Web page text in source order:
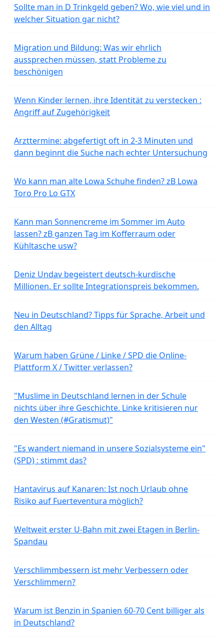
Sollte man in D Trinkgeld geben? Wo, wie viel und in
welcher Situation gar nicht?
Migration und Bildung: Was wir ehrlich
aussprechen müssen, statt Probleme zu
beschönigen
Wenn Kinder lernen, ihre Identität zu verstecken :
Angriff auf Zugehörigkeit
Arzttermine: abgefertigt oft in 2-3 Minuten und
dann beginnt die Suche nach echter Untersuchung
Wo kann man alte Lowa Schuhe finden? zB Lowa
Toro Pro Lo GTX
Kann man Sonnencreme im Sommer im Auto
lassen? zB ganzen Tag im Kofferraum oder
Kühltasche usw?
Deniz Undav begeistert deutsch-kurdische
Millionen. Er sollte Integrationspreis bekommen.
Neu in Deutschland? Tipps für Sprache, Arbeit und
den Alltag
Warum haben Grüne / Linke / SPD die Online-
Plattform X / Twitter verlassen?
"Muslime in Deutschland lernen in der Schule
nichts über ihre Geschichte. Linke kritisieren nur
den Westen (#Gratismut)"
"Es wandert niemand in unsere Sozialsysteme ein"
(SPD) : stimmt das?
Hantavirus auf Kanaren: Ist noch Urlaub ohne
Risiko auf Fuerteventura möglich?
Weltweit erster U-Bahn mit zwei Etagen in Berlin-
Spandau
Verschlimmbessern ist mehr Verbessern oder
Verschlimmern?
Warum ist Benzin in Spanien 60-70 Cent billiger als
in Deutschland?